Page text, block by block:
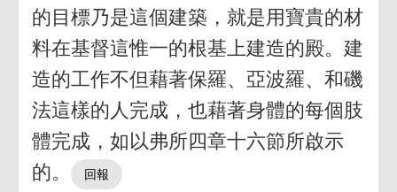
的目標乃是這個建築，就是用寶貴的材
料在基督這惟一的根基上建造的殿。建
造的工作不但藉著保羅、亞波羅、和磯
法這樣的人完成，也藉著身體的每個肢
體完成，如以弗所四章十六節所啟示
的。